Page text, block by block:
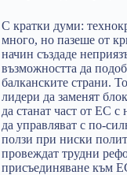
С кратки думи:
много, но пазеше от
начин създаде
възможността да
балканските страни.
лидери да заменят
да станат част от ЕС с
да управляват с по-
ползи при ниски
провеждат трудни
присъединяване към